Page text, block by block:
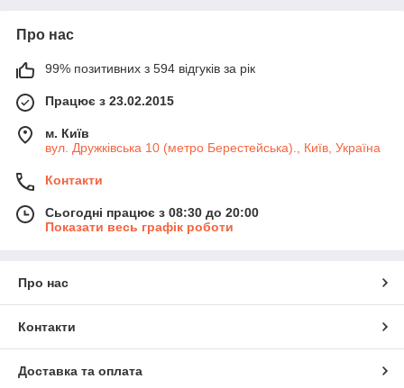
Про нас
99% позитивних з 594 відгуків за рік
Працює з 23.02.2015
м. Київ
вул. Дружківська 10 (метро Берестейська)., Київ, Україна
Контакти
Сьогодні працює з 08:30 до 20:00
Показати весь графік роботи
Про нас
Контакти
Доставка та оплата